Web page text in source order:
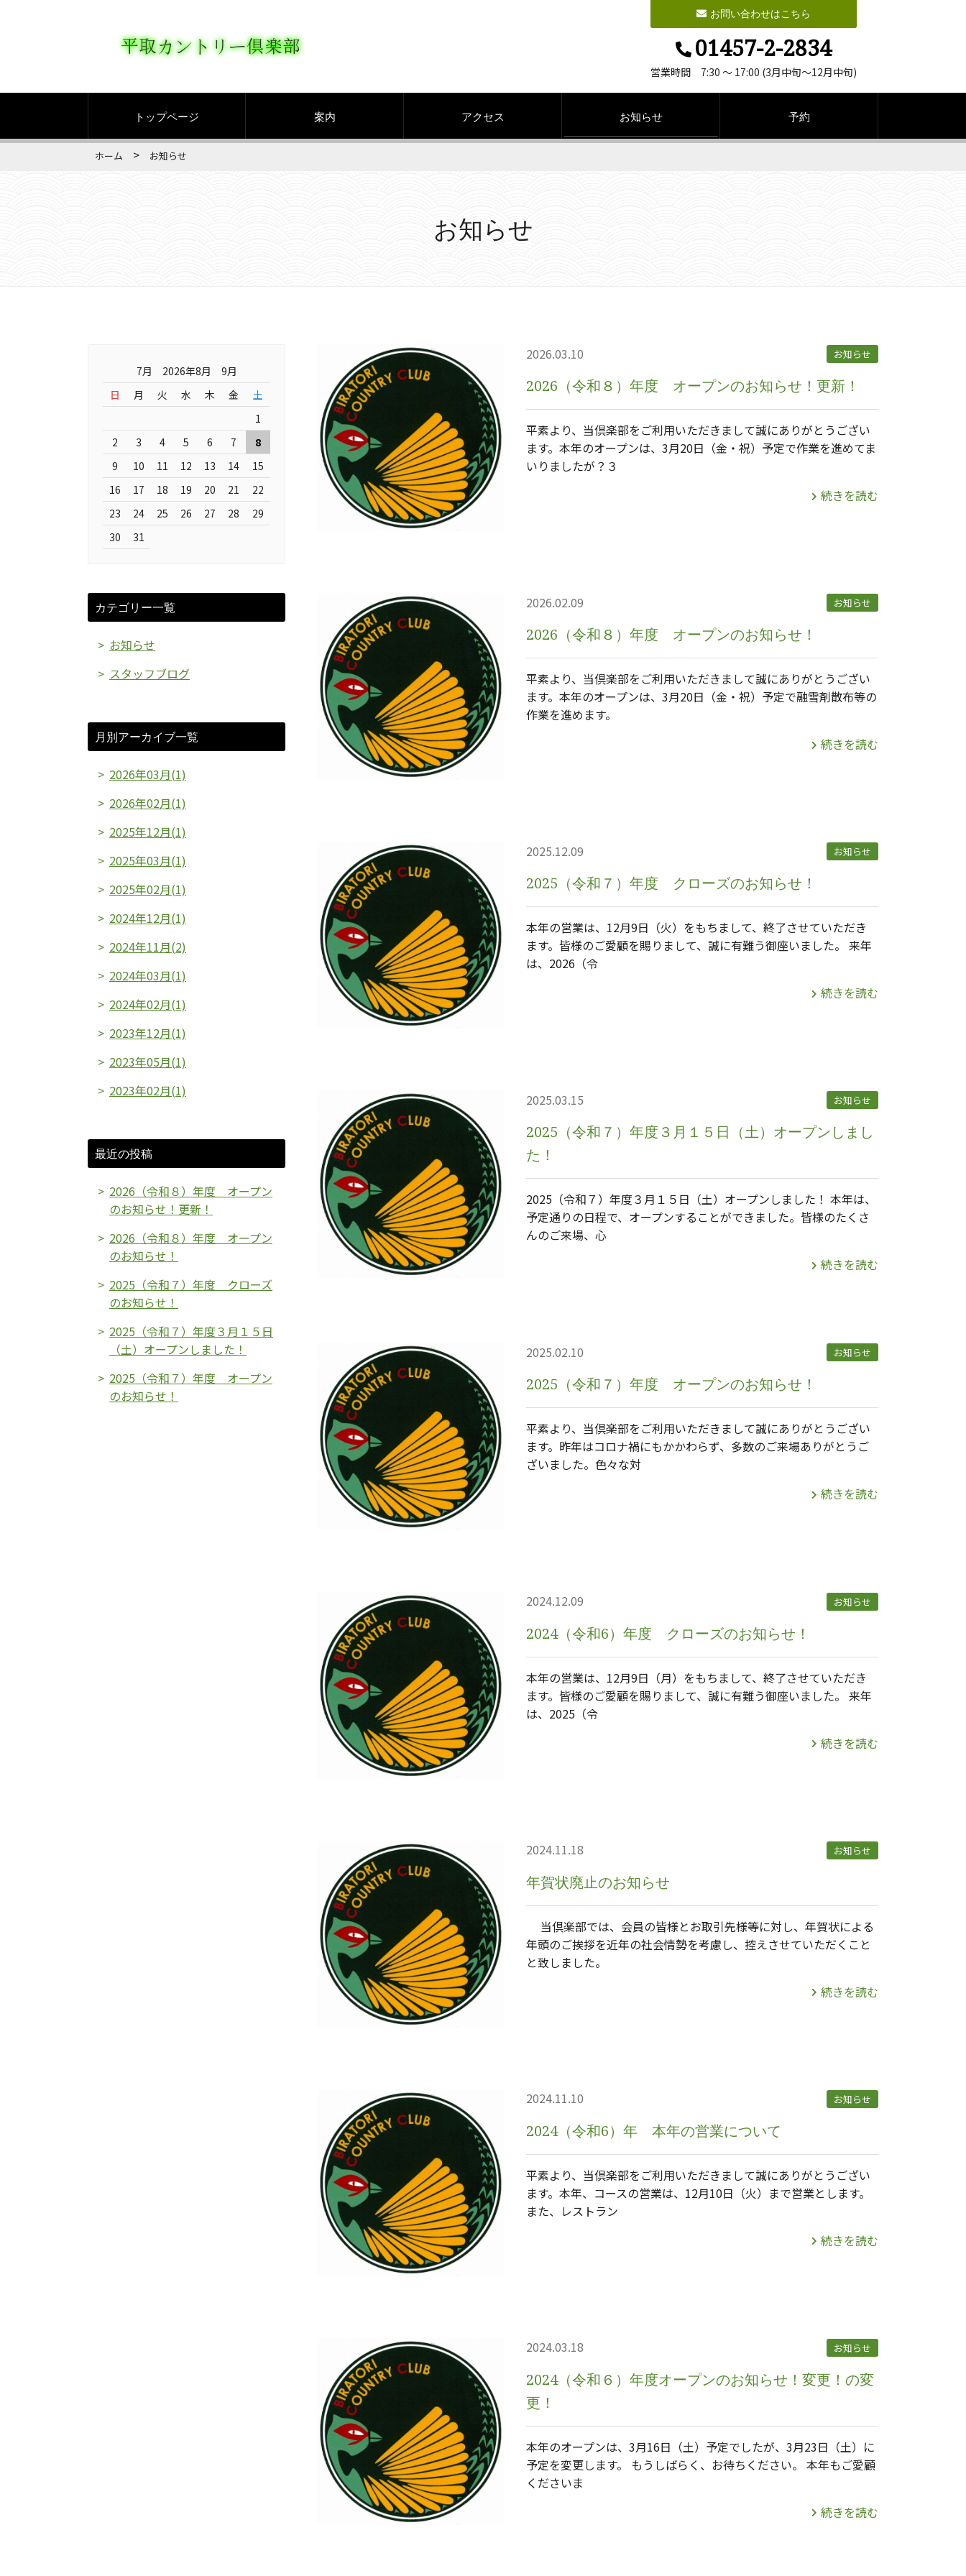
お問い合わせはこちら
01457-2-2834
営業時間 7:30 ～ 17:00 (3月中旬～12月中旬)
トップページ 案内 アクセス お知らせ 予約
ホーム > お知らせ
お知らせ
2026（令和８）年度 オープンのお知らせ！更新！
2026.03.10 お知らせ
平素より、当倶楽部をご利用いただきまして誠にありがとうござい
ます。本年のオープンは、3月20日（金・祝）予定で作業を進めてま
いりましたが？３
続きを読む
2026（令和８）年度 オープンのお知らせ！
2026.02.09 お知らせ
平素より、当倶楽部をご利用いただきまして誠にありがとうござい
ます。本年のオープンは、3月20日（金・祝）予定で融雪剤散布等の
作業を進めます。
続きを読む
2025（令和７）年度 クローズのお知らせ！
2025.12.09 お知らせ
本年の営業は、12月9日（火）をもちまして、終了させていただき
ます。皆様のご愛顧を賜りまして、誠に有難う御座いました。 来年
は、2026（令
続きを読む
2025（令和７）年度３月１５日（土）オープンしまし
た！
2025.03.15 お知らせ
2025（令和７）年度３月１５日（土）オープンしました！ 本年は、
予定通りの日程で、オープンすることができました。皆様のたくさ
んのご来場、心
続きを読む
2025（令和７）年度 オープンのお知らせ！
2025.02.10 お知らせ
平素より、当倶楽部をご利用いただきまして誠にありがとうござい
ます。昨年はコロナ禍にもかかわらず、多数のご来場ありがとうご
ざいました。色々な対
続きを読む
2024（令和6）年度 クローズのお知らせ！
2024.12.09 お知らせ
本年の営業は、12月9日（月）をもちまして、終了させていただき
ます。皆様のご愛顧を賜りまして、誠に有難う御座いました。 来年
は、2025（令
続きを読む
年賀状廃止のお知らせ
2024.11.18 お知らせ
当倶楽部では、会員の皆様とお取引先様等に対し、年賀状による
年頭のご挨拶を近年の社会情勢を考慮し、控えさせていただくこと
と致しました。
続きを読む
2024（令和6）年 本年の営業について
2024.11.10 お知らせ
平素より、当倶楽部をご利用いただきまして誠にありがとうござい
ます。本年、コースの営業は、12月10日（火）まで営業とします。
また、レストラン
続きを読む
2024（令和６）年度オープンのお知らせ！変更！の変
更！
2024.03.18 お知らせ
本年のオープンは、3月16日（土）予定でしたが、3月23日（土）に
予定を変更します。 もうしばらく、お待ちください。 本年もご愛顧
くださいま
続きを読む
7月 2026年8月 9月
日
月 火 水 木 金
土
1
2
3 4 5 6 7
8
9
10 11 12 13 14
15
16
17 18 19 20 21
22
23
24 25 26 27 28
29
30
31
カテゴリー一覧
お知らせ
スタッフブログ
月別アーカイブ一覧
2026年03月(1)
2026年02月(1)
2025年12月(1)
2025年03月(1)
2025年02月(1)
2024年12月(1)
2024年11月(2)
2024年03月(1)
2024年02月(1)
2023年12月(1)
2023年05月(1)
2023年02月(1)
最近の投稿
2026（令和８）年度 オープン
のお知らせ！更新！
2026（令和８）年度 オープン
のお知らせ！
2025（令和７）年度 クローズ
のお知らせ！
2025（令和７）年度３月１５日
（土）オープンしました！
2025（令和７）年度 オープン
のお知らせ！